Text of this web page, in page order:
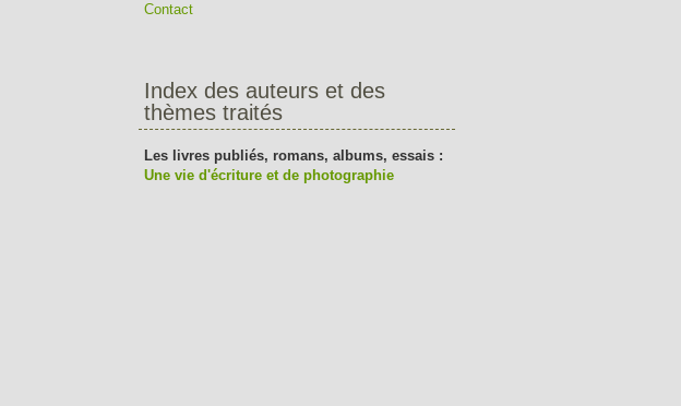
Contact
Index des auteurs et des
thèmes traités
Les livres publiés, romans, albums, essais :
Une vie d'écriture et de photographie